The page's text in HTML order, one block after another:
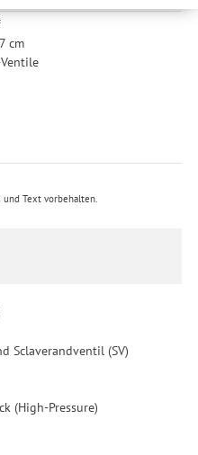
und Werbepartner
erfolgt ausschließlich zum
Inhalten und der
Reichweitenmessungen,
Werbung.
den Drittanbietern
unter Einstellungen. Diese
wird. Sie können Ihre
lediglich für bestimmte
für die Zukunft widerrufen.
cm
Text vorbehalten.
Sclaverandventil (SV)
(High-Pressure)